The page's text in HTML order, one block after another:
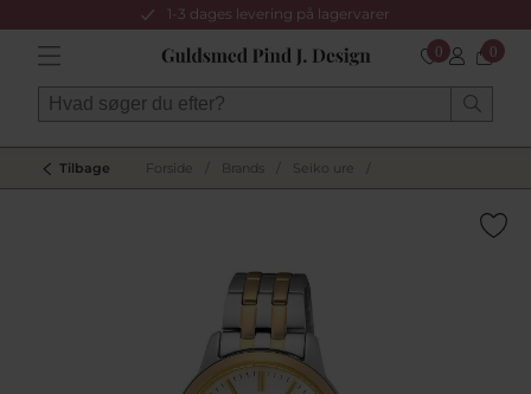
1-3 dages levering på lagervarer
0 0
Tilbage Forside Brands Seiko ure